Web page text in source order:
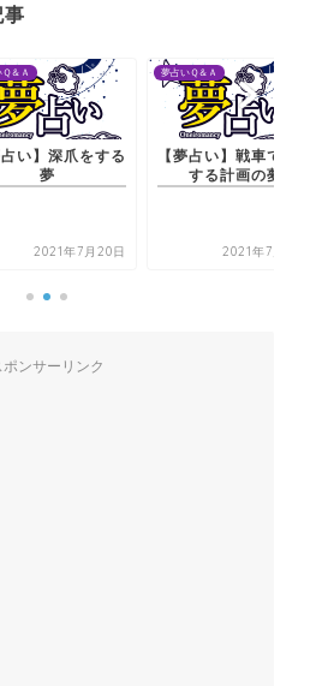
夢占いＱ＆Ａ
【夢占い】戦車で旅行
2021年7月21日
夢占いＱ＆Ａ
【夢占い
ポンサーリンク